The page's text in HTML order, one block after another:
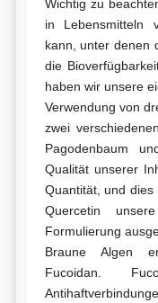
Wichtig zu
in Lebensmitteln
kann, unter denen
die
haben wir unsere
Verwendung von
zwei
Pagodenbaum
Qualität unserer
Quantität, und
Quercetin
Formulierung
Braune Algen
Fucoidan.